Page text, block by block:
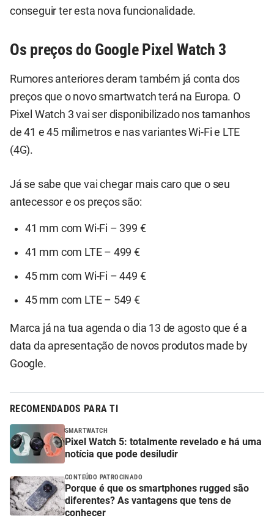
conseguir ter esta nova funcionalidade.
Os preços do Google Pixel Watch 3
Rumores anteriores deram também já conta dos
preços que o novo smartwatch terá na Europa. O
Pixel Watch 3 vai ser disponibilizado nos tamanhos
de 41 e 45 mílimetros e nas variantes Wi-Fi e LTE
(4G).
Já se sabe que vai chegar mais caro que o seu
antecessor e os preços são:
41 mm com Wi-Fi – 399 €
41 mm com LTE – 499 €
45 mm com Wi-Fi – 449 €
45 mm com LTE – 549 €
Marca já na tua agenda o dia 13 de agosto que é a
data da apresentação de novos produtos made by
Google.
RECOMENDADOS PARA TI
SMARTWATCH
Pixel Watch 5: totalmente revelado e há uma
notícia que pode desiludir
CONTEÚDO PATROCINADO
Porque é que os smartphones rugged são
diferentes? As vantagens que tens de
conhecer